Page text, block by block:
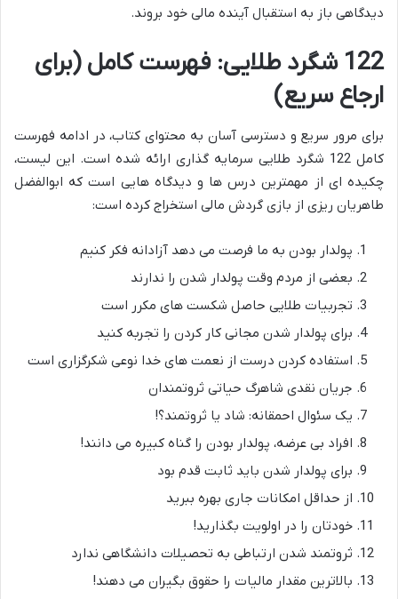
دیدگاهی باز به استقبال آینده مالی خود بروند.
122 شگرد طلایی: فهرست کامل (برای
ارجاع سریع)
برای مرور سریع و دسترسی آسان به محتوای کتاب، در ادامه فهرست
کامل 122 شگرد طلایی سرمایه گذاری ارائه شده است. این لیست،
چکیده ای از مهمترین درس ها و دیدگاه هایی است که ابوالفضل
طاهریان ریزی از بازی گردش مالی استخراج کرده است:
پولدار بودن به ما فرصت می دهد آزادانه فکر کنیم
بعضی از مردم وقت پولدار شدن را ندارند
تجربیات طلایی حاصل شکست های مکرر است
برای پولدار شدن مجانی کار کردن را تجربه کنید
استفاده کردن درست از نعمت های خدا نوعی شکرگزاری است
جریان نقدی شاهرگ حیاتی ثروتمندان
یک سئوال احمقانه: شاد یا ثروتمند؟!
افراد بی عرضه، پولدار بودن را گناه کبیره می دانند!
برای پولدار شدن باید ثابت قدم بود
از حداقل امکانات جاری بهره ببرید
خودتان را در اولویت بگذارید!
ثروتمند شدن ارتباطی به تحصیلات دانشگاهی ندارد
بالاترین مقدار مالیات را حقوق بگیران می دهند!